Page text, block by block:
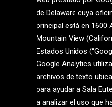
de Delaware cuya
principal está en 1600
Mountain View
Estados Unidos
Google Analytics
archivos de texto
para ayudar a Sala
a analizar el uso que